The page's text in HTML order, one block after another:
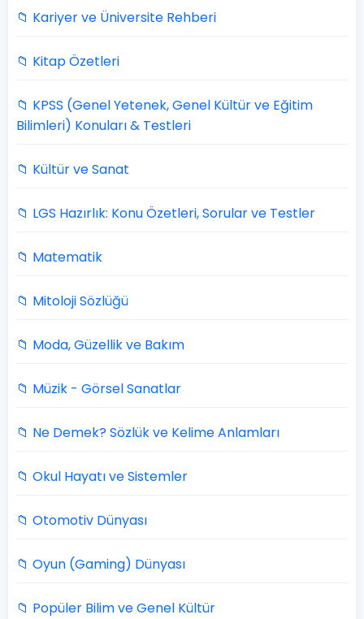
📁 Kariyer ve Üniversite Rehberi
📁 Kitap Özetleri
📁 KPSS (Genel Yetenek, Genel Kültür ve Eğitim
Bilimleri) Konuları & Testleri
📁 Kültür ve Sanat
📁 LGS Hazırlık: Konu Özetleri, Sorular ve Testler
📁 Matematik
📁 Mitoloji Sözlüğü
📁 Moda, Güzellik ve Bakım
📁 Müzik - Görsel Sanatlar
📁 Ne Demek? Sözlük ve Kelime Anlamları
📁 Okul Hayatı ve Sistemler
📁 Otomotiv Dünyası
📁 Oyun (Gaming) Dünyası
📁 Popüler Bilim ve Genel Kültür